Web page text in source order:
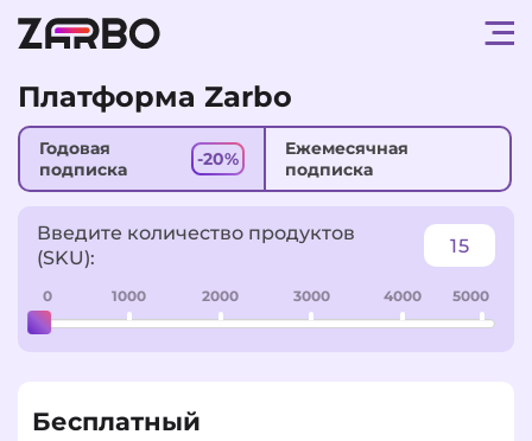
Платформа Zarbo
Годовая
подписка
-20%
Ежемесячная
подписка
Введите количество продуктов
(SKU):
0 1000 2000 3000 4000 5000
Бесплатный